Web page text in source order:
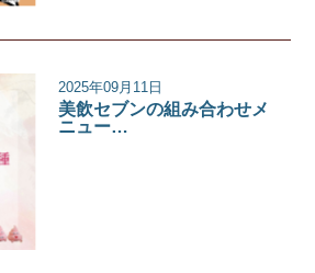
2025年09月11日
美飲セブンの組み合わせメ
ニュー…